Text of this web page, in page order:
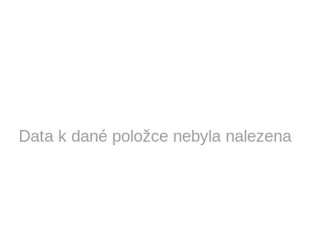
Data k dané položce nebyla nalezena